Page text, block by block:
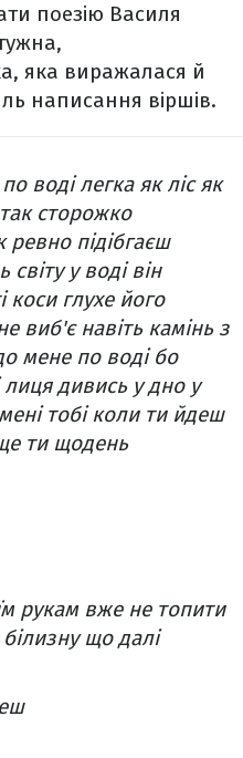
поезію Василя
яка виражалася й
написання віршів.
воділегка як лісяк
так сторожко
ревно підібгаєш
світуу водівін
косиглухе його
виб'є навіть камінь з
мене по водібо
дивись у дноу
тобі коли ти йдеш
ти щодень
рукам вже не топити
що далі